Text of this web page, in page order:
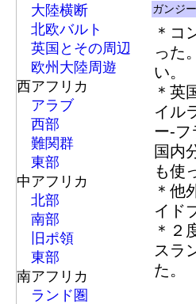
大陸横断
北欧バルト
英国とその周辺
欧州大陸周遊
西アフリカ
アラブ
西部
難関群
東部
中アフリカ
北部
南部
旧ポ領
東部
南アフリカ
ランド圏
ガンジー
＊コ
った
い。
＊英
イル
ー-フ
国内
も使
＊他
イド
＊２
スラ
た。